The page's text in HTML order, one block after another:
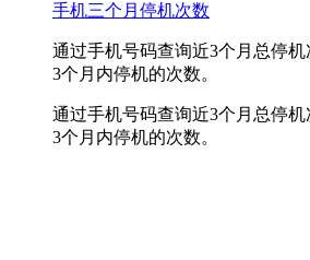
手机三个月停机次数
通过手机号码查询近3个月总停
3个月内停机的次数。
通过手机号码查询近3个月总停
3个月内停机的次数。